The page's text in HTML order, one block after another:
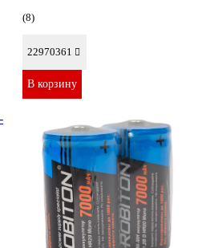
(8)
22970361
В корзину